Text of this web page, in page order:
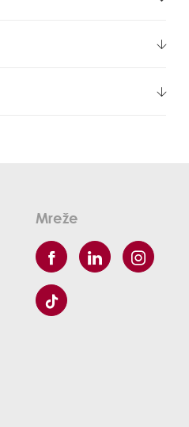
Mreže